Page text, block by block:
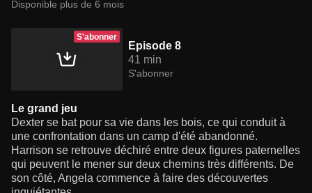
Disponible plus de 6 mois
S'abonner
Episode 8
41 min
S'abonner
Le grand jeu
Dexter se bat pour sa vie dans les bois, ce qui conduit à
une confrontation dans un camp d'été abandonné.
Harrison se retrouve déchiré entre deux figures paternelles
qui peuvent le mener sur deux chemins très différents. De
son côté, Angela commence à faire des découvertes